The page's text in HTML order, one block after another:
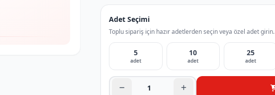
Adet Seçimi
Toplu sipariş için hazır adetlerden seçin veya özel adet girin.
5
adet
10
adet
25
adet